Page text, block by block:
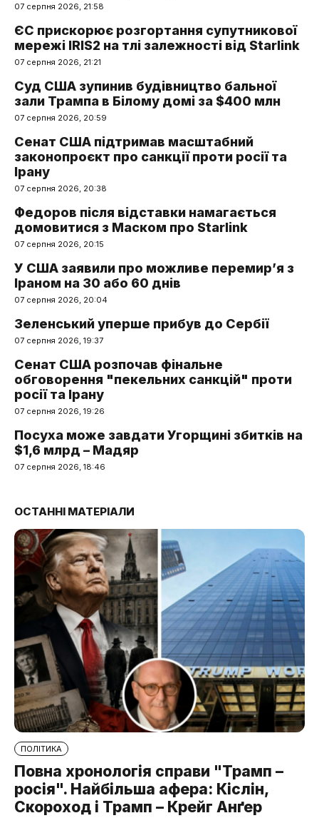
07 серпня 2026, 21:58
ЄС прискорює розгортання супутникової
мережі IRIS2 на тлі залежності від Starlink
07 серпня 2026, 21:21
Суд США зупинив будівництво бальної
зали Трампа в Білому домі за $400 млн
07 серпня 2026, 20:59
Сенат США підтримав масштабний
законопроєкт про санкції проти росії та
Ірану
07 серпня 2026, 20:38
Федоров після відставки намагається
домовитися з Маском про Starlink
07 серпня 2026, 20:15
У США заявили про можливе перемир’я з
Іраном на 30 або 60 днів
07 серпня 2026, 20:04
Зеленський уперше прибув до Сербії
07 серпня 2026, 19:37
Сенат США розпочав фінальне
обговорення "пекельних санкцій" проти
росії та Ірану
07 серпня 2026, 19:26
Посуха може завдати Угорщині збитків на
$1,6 млрд – Мадяр
07 серпня 2026, 18:46
ОСТАННІ МАТЕРІАЛИ
ПОЛІТИКА
Повна хронологія справи "Трамп –
росія". Найбільша афера: Кіслін,
Скороход і Трамп – Крейг Анґер